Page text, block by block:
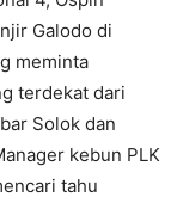
Galodo di
meminta
terdekat dari
Solok dan
kebun PLK
tahu